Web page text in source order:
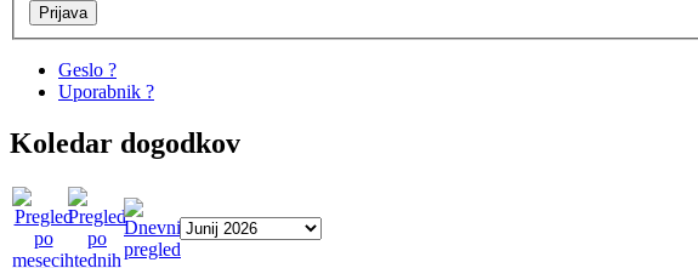
Geslo ?
Uporabnik ?
Koledar dogodkov